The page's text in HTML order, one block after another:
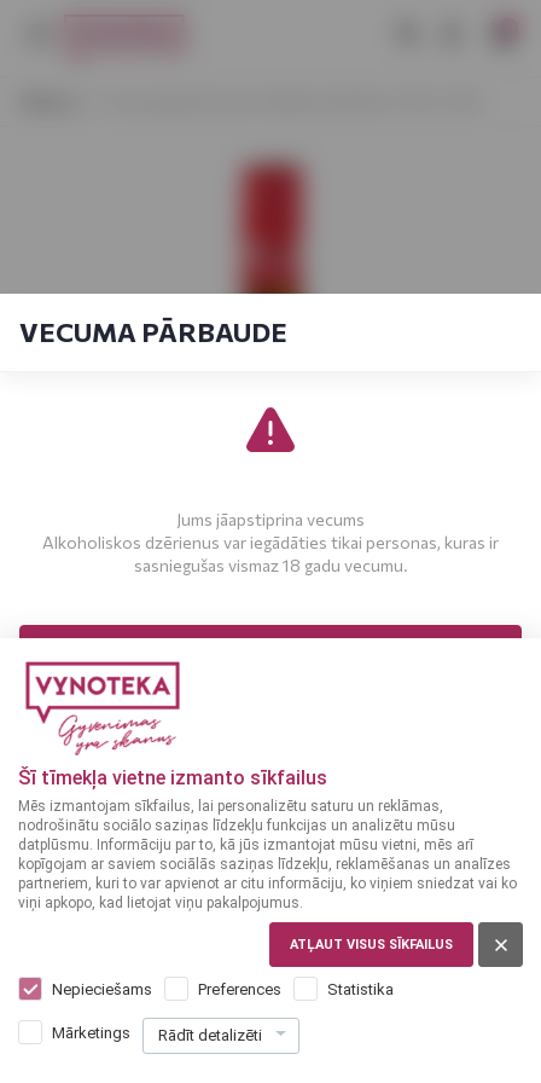
Šī tīmekļa vietne izmanto sīkfailus
Mēs izmantojam sīkfailus, lai personalizētu saturu un reklāmas,
nodrošinātu sociālo saziņas līdzekļu funkcijas un analizētu mūsu
datplūsmu. Informāciju par to, kā jūs izmantojat mūsu vietni, mēs arī
kopīgojam ar saviem sociālās saziņas līdzekļu, reklamēšanas un analīzes
partneriem, kuri to var apvienot ar citu informāciju, ko viņiem sniedzat vai ko
viņi apkopo, kad lietojat viņu pakalpojumus.
ATĻAUT VISUS SĪKFAILUS
Nepieciešams Preferences Statistika
Mārketings Rādīt detalizēti
Sonnengold Gruner Veltliner baltvīns
0,75L 11,5%
6 99
VECUMA PĀRBAUDE
Jums jāapstiprina vecums
Alkoholiskos dzērienus var iegādāties tikai personas, kuras ir
sasniegušas vismaz 18 gadu vecumu.